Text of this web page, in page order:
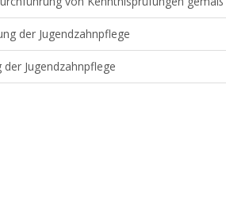
der Jugendzahnpflege
Jugendzahnpflege